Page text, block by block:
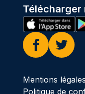
Télécharger
Facebook
Twitter
Mentions légales
Politique de